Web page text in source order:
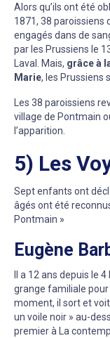
Alors qu’ils ont été
1871, 38 paroissiens
engagés dans de
par les Prussiens le
Laval. Mais, grâce à
Marie, les Prussiens
Les 38 paroissiens
village de Pontmain
l’apparition.
5) Les
Sept enfants ont
âgés ont été
Pontmain »
Eugène
Il a 12 ans depuis le
grange familiale
moment, il sort et
un voile noir » au-
premier à La